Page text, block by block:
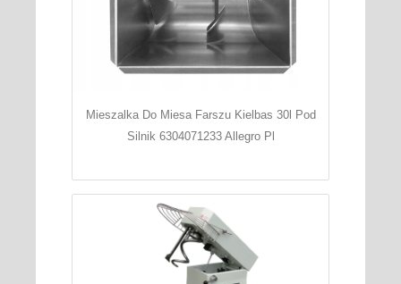
Mieszalka Do Miesa Farszu Kielbas 30l Pod
Silnik 6304071233 Allegro Pl